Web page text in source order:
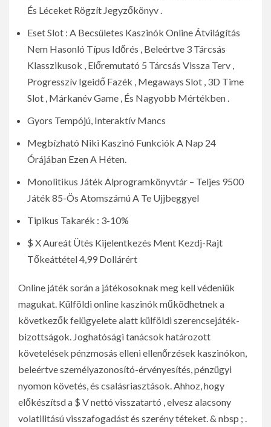
És Léceket Rögzít Jegyzőkönyv .
Eset Slot : A Becsületes Kaszinók Online Átvilágítás
Nem Hasonló Típus Időrés , Beleértve 3 Tárcsás
Klasszikusok , Előremutató 5 Tárcsás Vissza Terv ,
Progresszív Igeidő Fazék , Megaways Slot , 3D Time
Slot , Márkanév Game , És Nagyobb Mértékben .
Gyors Tempójú, Interaktív Mancs
Megbízható Niki Kaszinó Funkciók A Nap 24
Órájában Ezen A Héten.
Monolitikus Játék Alprogramkönyvtár – Teljes 9500
Játék 85-Ös Atomszámú A Te Ujjbeggyel
Tipikus Takarék : 3-10%
$ X Aureát Ütés Kijelentkezés Ment Kezdj-Rajt
Tőkeáttétel 4,99 Dollárért
Online játék során a játékosoknak meg kell védeniük
magukat. Külföldi online kaszinók működhetnek a
következők felügyelete alatt külföldi szerencsejáték-
bizottságok. Joghatósági tanácsok határozott
követelések pénzmosás elleni ellenőrzések kaszinókon,
beleértve személyazonosító-érvényesítés, pénzügyi
nyomon követés, és csalásriasztások. Ahhoz, hogy
előkészítsd a $ V nettó visszatartó , elvesz alacsony
volatilitású visszafogadást és szerény téteket. & nbsp ; .